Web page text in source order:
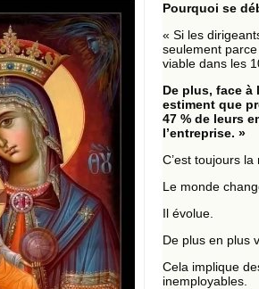
Pourquoi se
« Si les
seulement
viable dans les
De plus, face à
estiment que
47 % de leurs
l’entreprise. »
C’est toujours
Le monde
Il évolue.
De plus en plus
Cela implique
inemployables.